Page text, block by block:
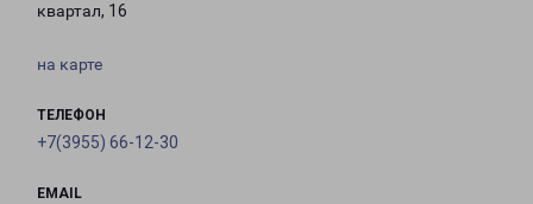
квартал, 16
на карте
ТЕЛЕФОН
+7(3955) 66-12-30
EMAIL